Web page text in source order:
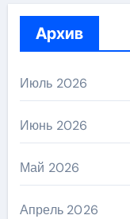
Архив
Июль 2026
Июнь 2026
Май 2026
Апрель 2026